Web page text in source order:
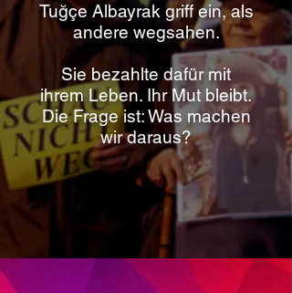
Tuğçe Albayrak griff ein, als
andere wegsahen.
Sie bezahlte dafür mit
ihrem Leben. Ihr Mut bleibt.
Die Frage ist: Was machen
wir daraus?